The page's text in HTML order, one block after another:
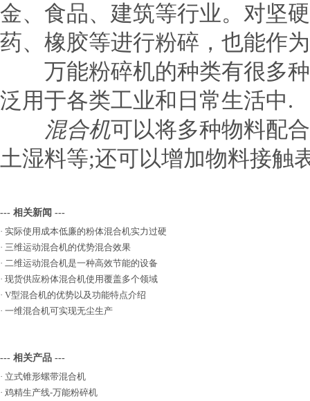
金、食品、建筑等行业。对坚
药、橡胶等进行粉碎，也能作
万能粉碎机的种类有很多种
泛用于各类工业和日常生活中.
混合机可以将多种物料配
土湿料等;还可以增加物料接触
--- 相关新闻 ---
· 实际使用成本低廉的粉体混合机实力过硬
· 三维运动混合机的优势混合效果
· 二维运动混合机是一种高效节能的设备
· 现货供应粉体混合机使用覆盖多个领域
· V型混合机的优势以及功能特点介绍
· 一维混合机可实现无尘生产
--- 相关产品 ---
· 立式锥形螺带混合机
· 鸡精生产线-万能粉碎机